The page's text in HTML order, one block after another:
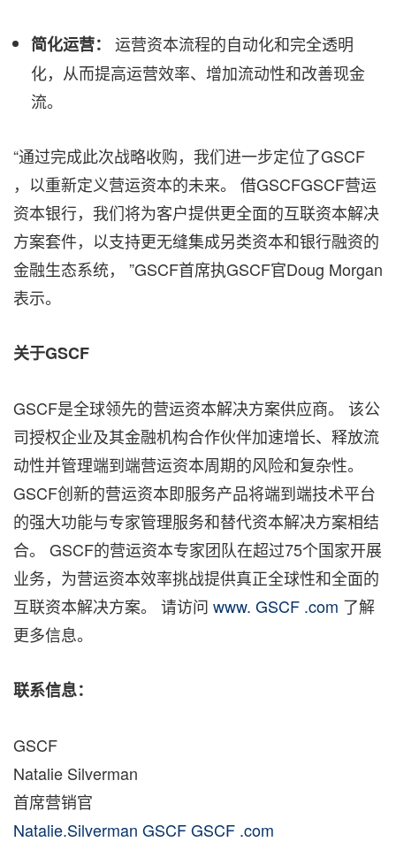
简化运营： 运营资本流程的自动化和完全透明
化，从而提高运营效率、增加流动性和改善现金
流。
“通过完成此次战略收购，我们进一步定位了GSCF
，以重新定义营运资本的未来。 借GSCFGSCF营运
资本银行，我们将为客户提供更全面的互联资本解决
方案套件，以支持更无缝集成另类资本和银行融资的
金融生态系统， ”GSCF首席执GSCF官Doug Morgan
表示。
关于GSCF
GSCF是全球领先的营运资本解决方案供应商。 该公
司授权企业及其金融机构合作伙伴加速增长、释放流
动性并管理端到端营运资本周期的风险和复杂性。
GSCF创新的营运资本即服务产品将端到端技术平台
的强大功能与专家管理服务和替代资本解决方案相结
合。 GSCF的营运资本专家团队在超过75个国家开展
业务，为营运资本效率挑战提供真正全球性和全面的
互联资本解决方案。 请访问 www. GSCF .com 了解
更多信息。
联系信息：
GSCF
Natalie Silverman
首席营销官
Natalie.Silverman GSCF GSCF .com